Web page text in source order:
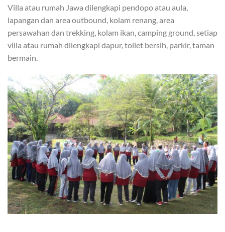
Villa atau rumah Jawa dilengkapi pendopo atau aula,
lapangan dan area outbound, kolam renang, area
persawahan dan trekking, kolam ikan, camping ground, setiap
villa atau rumah dilengkapi dapur, toilet bersih, parkir, taman
bermain.